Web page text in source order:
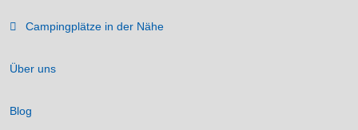
Campingplätze in der Nähe
Über uns
Blog